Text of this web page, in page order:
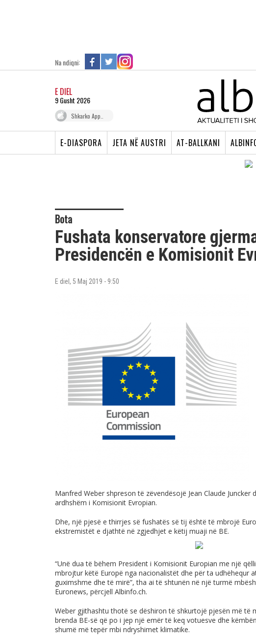
Na ndiqni:
E DIEL
9 Gusht 2026
Shkarko App..
E-DIASPORA JETA NË AUSTRI AT-BALLKANI
Bota
Fushata konservatore
Presidencën e Komisionit
E diel, 5 Maj 2019 - 9:50
Manfred Weber shpreson të zëvendësojë Jean Claude Juncker
ardhshëm i Komisionit Evropian.
Dhe, një pjesë e thirrjes së fushatës së tij është të mbrojë
ekstremistët e djathtë në zgjedhjet e këtij muaji në BE.
“Unë dua të bëhem President i Komisionit Europian me një
mbrojtur këtë Europë nga nacionalistët dhe për ta udhëhequr
guximshme dhe të mirë”, tha ai të shtunën në një turmë
Euronews, përcjell Albinfo.ch.
Weber gjithashtu thotë se dëshiron të shkurtojë pjesën më të
brenda BE-së që po i jep një emër të keq votuesve dhe
shumë më tepër mbi ndryshimet klimatike.